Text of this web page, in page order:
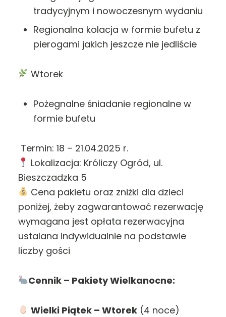
tradycyjnym i nowoczesnym wydaniu
Regionalna kolacja w formie bufetu z
pierogami jakich jeszcze nie jedliście
Wtorek
Pożegnalne śniadanie regionalne w
formie bufetu
Termin: 18 – 21.04.2025 r.
Lokalizacja: Króliczy Ogród, ul.
Bieszczadzka 5
Cena pakietu oraz zniżki dla dzieci
poniżej, żeby zagwarantować rezerwację
wymagana jest opłata rezerwacyjna
ustalana indywidualnie na podstawie
liczby gości
Cennik – Pakiety Wielkanocne:
Wielki Piątek – Wtorek (4 noce)